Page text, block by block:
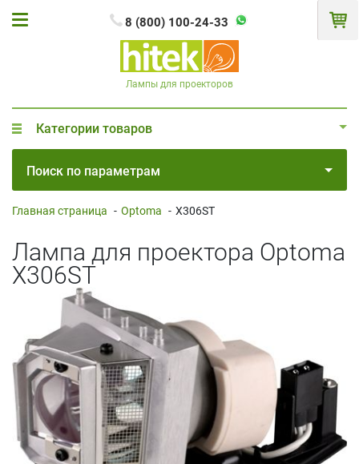
8 (800) 100-24-33
Лампы для проекторов
Категории товаров
Поиск по параметрам
Главная страница - Optoma - X306ST
Лампа для проектора Optoma
X306ST